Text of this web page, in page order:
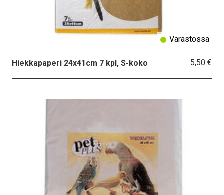
Hiekkapaperi 24x41cm 7 kpl, S-koko 5,50 €
Varastossa